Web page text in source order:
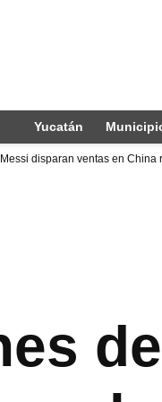
Yucatán
disparan ventas en